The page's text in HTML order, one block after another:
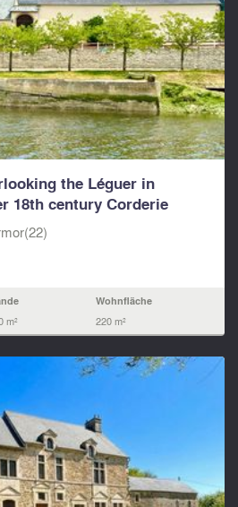
the Léguer in
18th century Corderie
m²
Wohnfläche
220 m²